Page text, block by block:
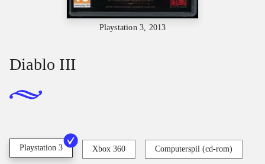
Playstation 3, 2013
Diablo III
Playstation 3 Xbox 360 Computerspil (cd-rom)